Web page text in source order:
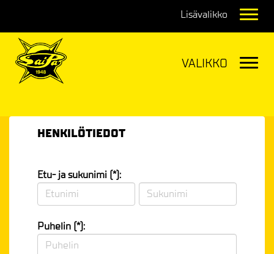
HENKILÖTIEDOT
Etu- ja sukunimi (*):
Puhelin (*):